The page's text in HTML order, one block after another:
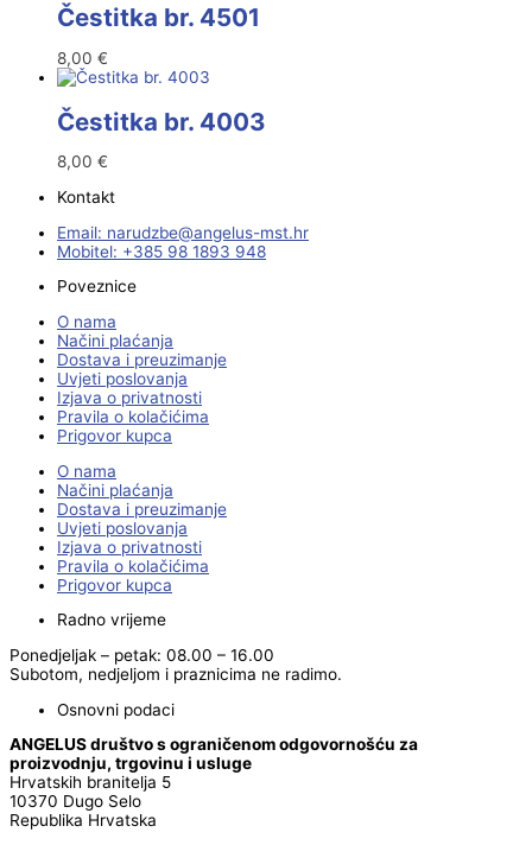
Čestitka br. 4501
8,00 €
Čestitka br. 4003
8,00 €
Kontakt
Email:
rh.tsm-sulegna
@ebzduran
Mobitel: +385 98 1893 948
Poveznice
O nama
Načini plaćanja
Dostava i preuzimanje
Uvjeti poslovanja
Izjava o privatnosti
Pravila o kolačićima
Prigovor kupca
O nama
Načini plaćanja
Dostava i preuzimanje
Uvjeti poslovanja
Izjava o privatnosti
Pravila o kolačićima
Prigovor kupca
Radno vrijeme
Ponedjeljak – petak: 08.00 – 16.00
Subotom, nedjeljom i praznicima ne radimo.
Osnovni podaci
ANGELUS društvo s ograničenom odgovornošću za
proizvodnju, trgovinu i usluge
Hrvatskih branitelja 5
10370 Dugo Selo
Republika Hrvatska